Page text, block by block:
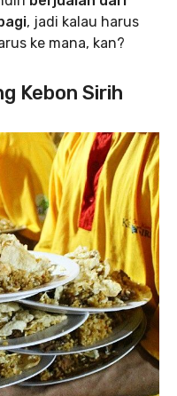
, jadi kalau harus
ke mana, kan?
Kebon Sirih